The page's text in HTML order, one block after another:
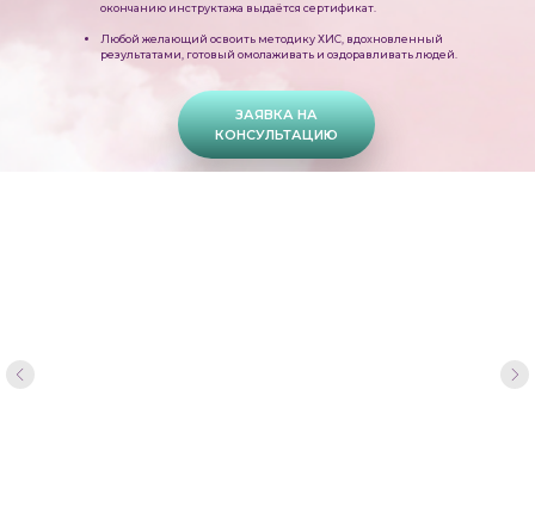
ЗАЯВКА НА
КОНСУЛЬТАЦИЮ
окончанию инструктажа выдаётся сертификат.
Любой желающий освоить методику ХИС, вдохновленный
результатами, готовый омолаживать и оздоравливать людей.